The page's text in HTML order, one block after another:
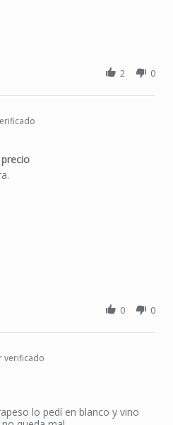
2 0
calidad precio
0 0
verificado
2026lo pedí en blanco y vino